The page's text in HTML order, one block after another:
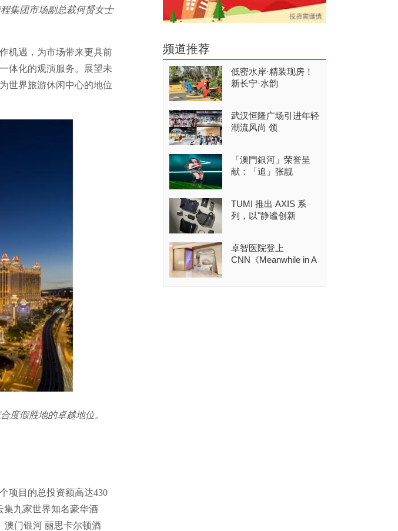
集团市场副总裁何赟女士
机遇，为市场带来更具前
体化的观演服务。展望未
世界旅游休闲中心的地位
度假胜地的卓越地位。
项目的总投资额高达430
集九家世界知名豪华酒
澳门银河 丽思卡尔顿酒
频道推荐
低密水岸·精装现房！
新长宁·水韵
武汉恒隆广场引进年轻
潮流风尚 领
「澳門銀河」荣誉呈
献：「追」张靓
TUMI 推出 AXIS 系
列，以"静谧创新
卓智医院登上
CNN《Meanwhile in A